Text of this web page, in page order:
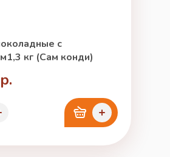
с
кг (Сам конди)